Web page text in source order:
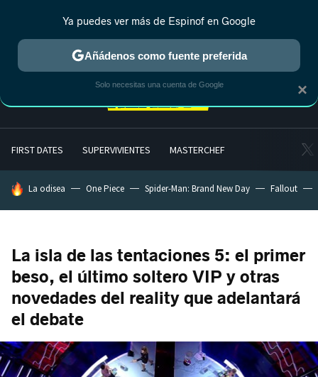
FIRST DATES SUPERVIVIENTES MASTERCHEF
HOY SE HABLA DE
La odisea One Piece Spider-Man: Brand New Day Fallout
La isla de las tentaciones 5: el primer
beso, el último soltero VIP y otras
novedades del reality que adelantará
el debate
×
Ya puedes ver más de Espinof en Google
Añádenos como fuente preferida
Solo necesitas una cuenta de Google